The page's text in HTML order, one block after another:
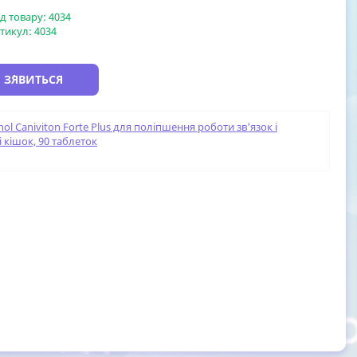
товару: 4034
4034
Caniviton Forte Plus для поліпшення роботи зв'язок і
кішок, 90 таблеток